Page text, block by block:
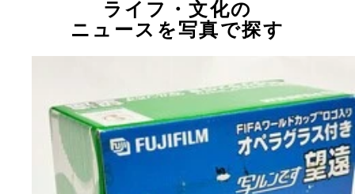
ライフ・文化の
ニュースを写真で探す